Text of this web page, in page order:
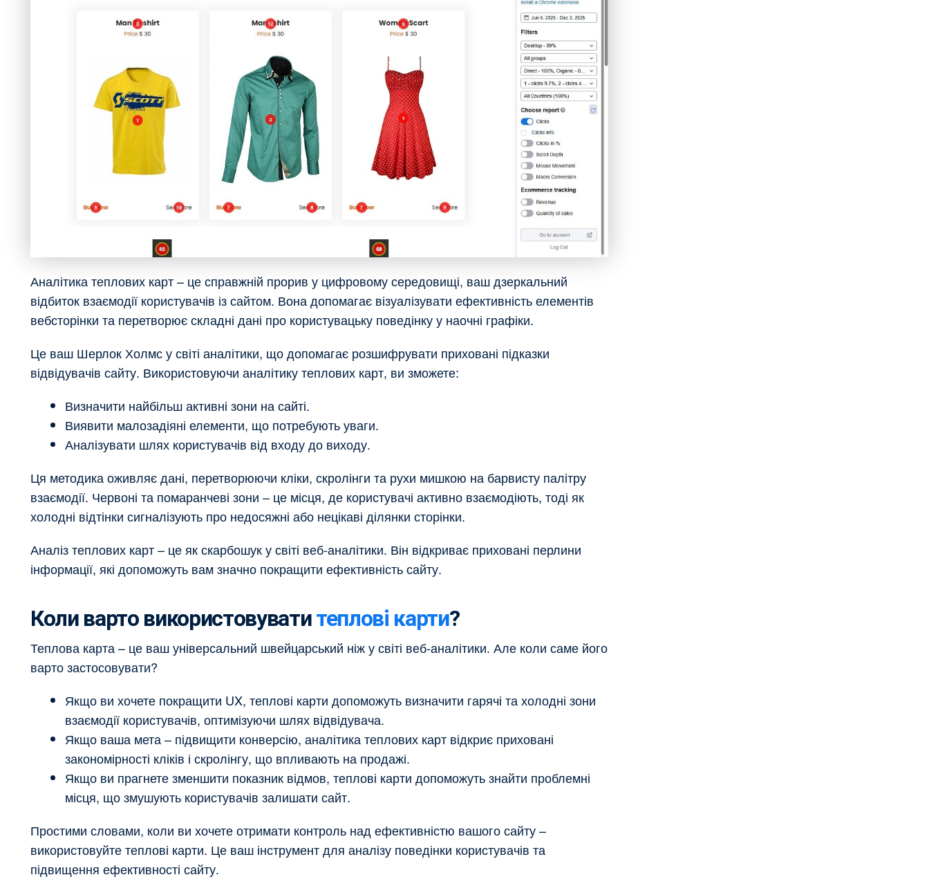
Аналітика теплових карт – це справжній прорив у цифровому середовищі, ваш дзеркальний
відбиток взаємодії користувачів із сайтом. Вона допомагає візуалізувати ефективність елементів
вебсторінки та перетворює складні дані про користувацьку поведінку у наочні графіки.
Це ваш Шерлок Холмс у світі аналітики, що допомагає розшифрувати приховані підказки
відвідувачів сайту. Використовуючи аналітику теплових карт, ви зможете:
Визначити найбільш активні зони на сайті.
Виявити малозадіяні елементи, що потребують уваги.
Аналізувати шлях користувачів від входу до виходу.
Ця методика оживляє дані, перетворюючи кліки, скролінги та рухи мишкою на барвисту палітру
взаємодії. Червоні та помаранчеві зони – це місця, де користувачі активно взаємодіють, тоді як
холодні відтінки сигналізують про недосяжні або нецікаві ділянки сторінки.
Аналіз теплових карт – це як скарбошук у світі веб-аналітики. Він відкриває приховані перлини
інформації, які допоможуть вам значно покращити ефективність сайту.
Коли варто використовуватитеплові карти?
Теплова карта – це ваш універсальний швейцарський ніж у світі веб-аналітики. Але коли саме його
варто застосовувати?
Якщо ви хочете покращити UX, теплові карти допоможуть визначити гарячі та холодні зони
взаємодії користувачів, оптимізуючи шлях відвідувача.
Якщо ваша мета – підвищити конверсію, аналітика теплових карт відкриє приховані
закономірності кліків і скролінгу, що впливають на продажі.
Якщо ви прагнете зменшити показник відмов, теплові карти допоможуть знайти проблемні
місця, що змушують користувачів залишати сайт.
Простими словами, коли ви хочете отримати контроль над ефективністю вашого сайту –
використовуйте теплові карти. Це ваш інструмент для аналізу поведінки користувачів та
підвищення ефективності сайту.